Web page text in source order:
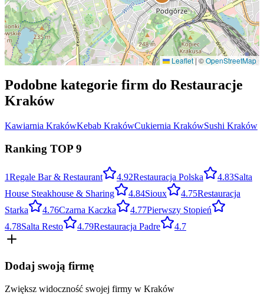
Leaflet|©OpenStreetMap
Podobne kategorie firm do Restauracje
Kraków
Kawiarnia KrakówKebab KrakówCukiernia KrakówSushi Kraków
Ranking TOP 9
1Regale Bar & Restaurant 4.92Restauracja Polska 4.83Salta
House Steakhouse & Sharing
4.84Sioux 4.75Restauracja
Starka
4.76Czarna Kaczka 4.77Pierwszy Stopień
4.78Salta Resto 4.79Restauracja Padre 4.7
Dodaj swoją firmę
Zwiększ widoczność swojej firmy w Kraków